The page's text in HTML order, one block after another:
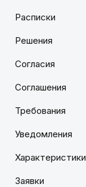
Расписки
Решения
Согласия
Соглашения
Требования
Уведомления
Характеристики
Заявки